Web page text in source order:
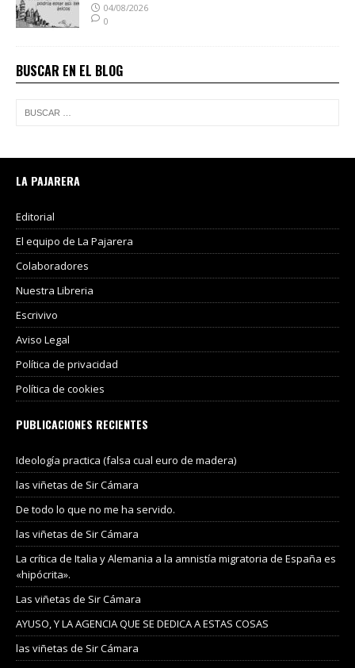
04/08/2026
0
BUSCAR EN EL BLOG
LA PAJARERA
Editorial
El equipo de La Pajarera
Colaboradores
Nuestra Libreria
Escrivivo
Aviso Legal
Política de privacidad
Política de cookies
PUBLICACIONES RECIENTES
Ideología practica (falsa cual euro de madera)
las viñetas de Sir Cámara
De todo lo que no me ha servido.
las viñetas de Sir Cámara
La crítica de Italia y Alemania a la amnistía migratoria de España es
«hipócrita».
Las viñetas de Sir Cámara
AYUSO, Y LA AGENCIA QUE SE DEDICA A ESTAS COSAS
las viñetas de Sir Cámara